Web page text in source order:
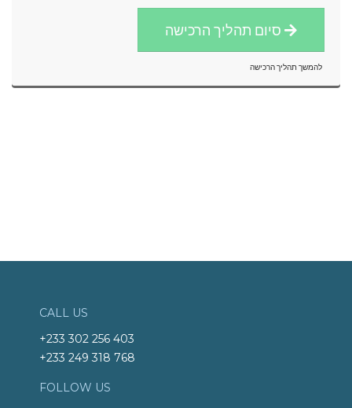
להמשך תהליך הרכישה
CALL US
+233 302 256 403
+233 249 318 768
FOLLOW US